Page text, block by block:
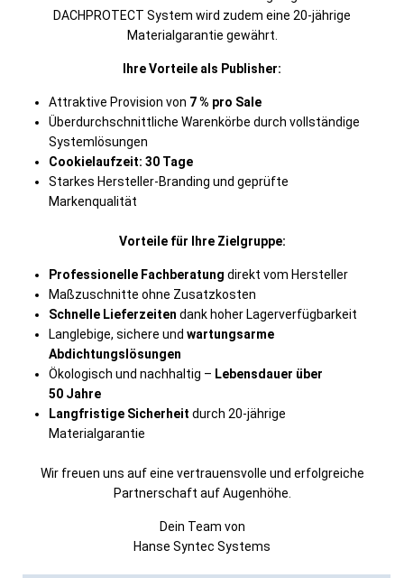
DACHPROTECT System wird zudem eine 20‑jährige
Materialgarantie gewährt.
Ihre Vorteile als Publisher:
Attraktive Provision von 7 % pro Sale
Überdurchschnittliche Warenkörbe durch vollständige
Systemlösungen
Cookielaufzeit: 30 Tage
Starkes Hersteller‑Branding und geprüfte
Markenqualität
Vorteile für Ihre Zielgruppe:
Professionelle Fachberatung direkt vom Hersteller
Maßzuschnitte ohne Zusatzkosten
Schnelle Lieferzeiten dank hoher Lagerverfügbarkeit
Langlebige, sichere und wartungsarme
Abdichtungslösungen
Ökologisch und nachhaltig – Lebensdauer über
50 Jahre
Langfristige Sicherheit durch 20‑jährige
Materialgarantie
Wir freuen uns auf eine vertrauensvolle und erfolgreiche
Partnerschaft auf Augenhöhe.
Dein Team von
Hanse Syntec Systems